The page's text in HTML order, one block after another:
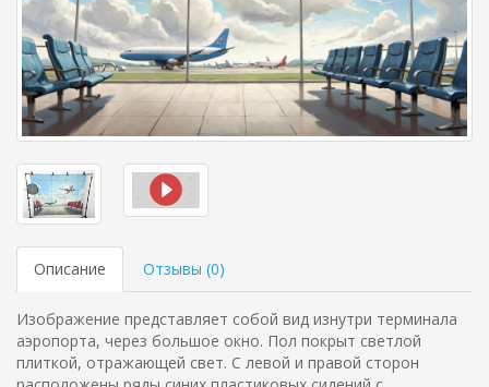
Описание Отзывы (0)
Изображение представляет собой вид изнутри терминала
аэропорта, через большое окно. Пол покрыт светлой
плиткой, отражающей свет. С левой и правой сторон